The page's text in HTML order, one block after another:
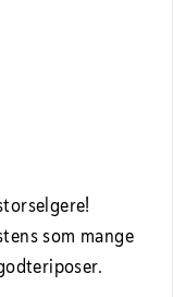
som mange